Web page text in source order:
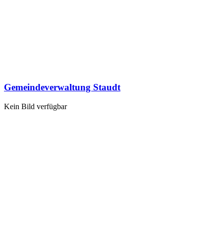
Gemeindeverwaltung Staudt
Kein Bild verfügbar